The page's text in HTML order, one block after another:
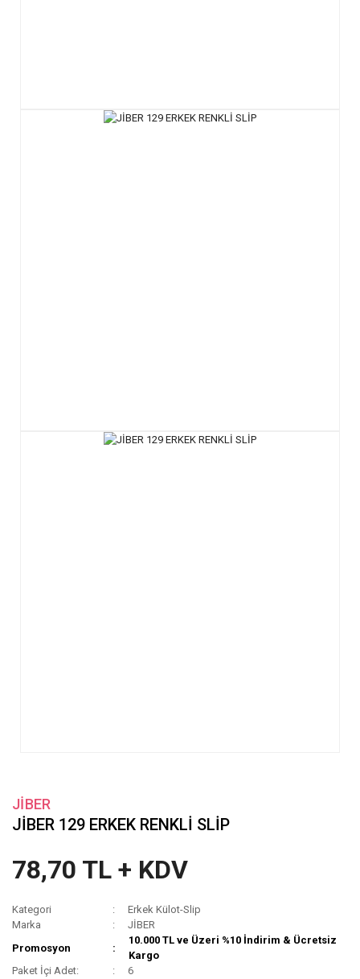
JİBER
JİBER 129 ERKEK RENKLİ SLİP
78,70 TL + KDV
Kategori
Erkek Külot-Slip
Marka
JİBER
Promosyon
10.000 TL ve Üzeri %10 İndirim & Ücretsiz
Kargo
Paket İçi Adet:
6